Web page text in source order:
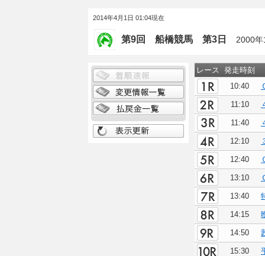
2014年4月1日 01:04現在
第9回 船橋競馬 第3日 2000
レース
発走時刻
10:40
11:10
11:40
12:10
12:40
13:10
13:40
14:15
14:50
15:30